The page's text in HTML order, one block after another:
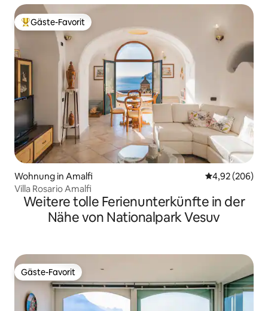
Beliebter Gäste-Favorit.
Gäste-Favorit
Wohnung in Amalfi
4,92 (206)
Villa Rosario Amalfi
Weitere tolle Ferienunterkünfte in der
Nähe von Nationalpark Vesuv
Gäste-Favorit
Gäste-Favorit